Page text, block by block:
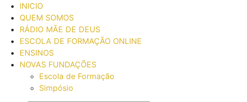
INICIO
QUEM SOMOS
RÁDIO MÃE DE DEUS
ESCOLA DE FORMAÇÃO ONLINE
ENSINOS
NOVAS FUNDAÇÕES
Escola de Formação
Simpósio